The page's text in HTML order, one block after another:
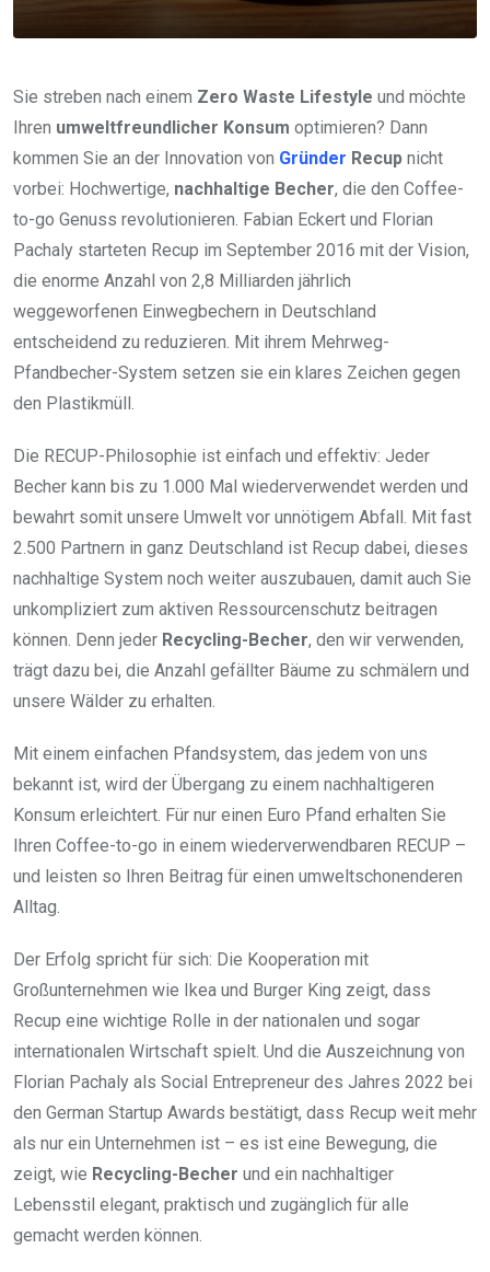
Sie streben nach einem Zero Waste Lifestyle und möchte
Ihren umweltfreundlicher Konsum optimieren? Dann
kommen Sie an der Innovation von Gründer Recup nicht
vorbei: Hochwertige, nachhaltige Becher, die den Coffee-
to-go Genuss revolutionieren. Fabian Eckert und Florian
Pachaly starteten Recup im September 2016 mit der Vision,
die enorme Anzahl von 2,8 Milliarden jährlich
weggeworfenen Einwegbechern in Deutschland
entscheidend zu reduzieren. Mit ihrem Mehrweg-
Pfandbecher-System setzen sie ein klares Zeichen gegen
den Plastikmüll.
Die RECUP-Philosophie ist einfach und effektiv: Jeder
Becher kann bis zu 1.000 Mal wiederverwendet werden und
bewahrt somit unsere Umwelt vor unnötigem Abfall. Mit fast
2.500 Partnern in ganz Deutschland ist Recup dabei, dieses
nachhaltige System noch weiter auszubauen, damit auch Sie
unkompliziert zum aktiven Ressourcenschutz beitragen
können. Denn jeder Recycling-Becher, den wir verwenden,
trägt dazu bei, die Anzahl gefällter Bäume zu schmälern und
unsere Wälder zu erhalten.
Mit einem einfachen Pfandsystem, das jedem von uns
bekannt ist, wird der Übergang zu einem nachhaltigeren
Konsum erleichtert. Für nur einen Euro Pfand erhalten Sie
Ihren Coffee-to-go in einem wiederverwendbaren RECUP –
und leisten so Ihren Beitrag für einen umweltschonenderen
Alltag.
Der Erfolg spricht für sich: Die Kooperation mit
Großunternehmen wie Ikea und Burger King zeigt, dass
Recup eine wichtige Rolle in der nationalen und sogar
internationalen Wirtschaft spielt. Und die Auszeichnung von
Florian Pachaly als Social Entrepreneur des Jahres 2022 bei
den German Startup Awards bestätigt, dass Recup weit mehr
als nur ein Unternehmen ist – es ist eine Bewegung, die
zeigt, wie Recycling-Becher und ein nachhaltiger
Lebensstil elegant, praktisch und zugänglich für alle
gemacht werden können.